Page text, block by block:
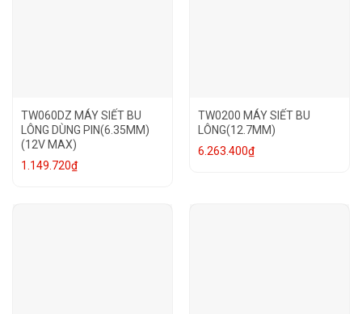
TW060DZ MÁY SIẾT BU
LÔNG DÙNG PIN(6.35MM)
(12V MAX)
1.149.720₫
TW0200 MÁY SIẾT BU
LÔNG(12.7MM)
6.263.400₫